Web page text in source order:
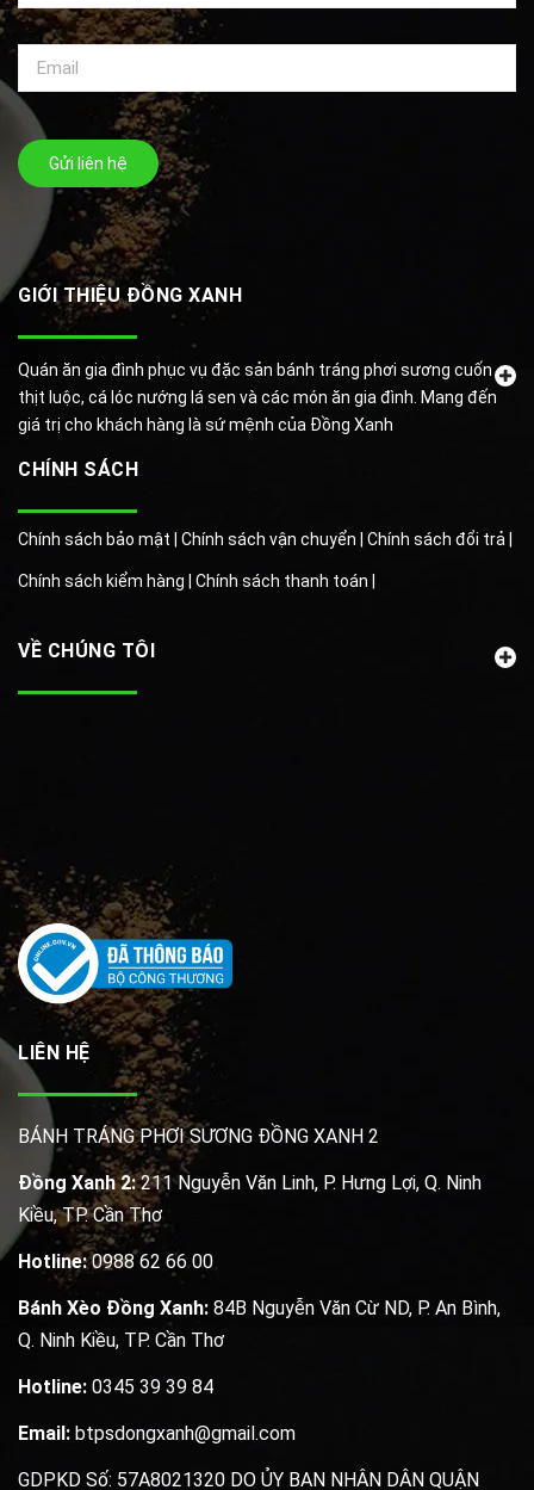
Gửi liên hệ
GIỚI THIỆU ĐỒNG XANH
Quán ăn gia đình phục vụ đặc sản bánh tráng phơi sương cuốn
thịt luộc, cá lóc nướng lá sen và các món ăn gia đình. Mang đến
giá trị cho khách hàng là sứ mệnh của Đồng Xanh
CHÍNH SÁCH
Chính sách bảo mật | Chính sách vận chuyển | Chính sách đổi trả |
Chính sách kiểm hàng | Chính sách thanh toán |
VỀ CHÚNG TÔI
LIÊN HỆ
BÁNH TRÁNG PHƠI SƯƠNG ĐỒNG XANH 2
Đồng Xanh 2:211 Nguyễn Văn Linh, P. Hưng Lợi, Q. Ninh
Kiều, TP. Cần Thơ
Hotline:0988 62 66 00
Bánh Xèo Đồng Xanh: 84B Nguyễn Văn Cừ ND, P. An Bình,
Q. Ninh Kiều, TP. Cần Thơ
Hotline: 0345 39 39 84
Email: btpsdongxanh@gmail.com
GDPKD Số: 57A8021320 DO ỦY BAN NHÂN DÂN QUẬN